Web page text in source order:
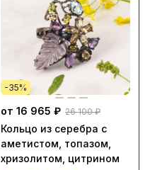
-35%
от 16 965 ₽ 26 100 ₽
Кольцо из серебра с
аметистом, топазом,
хризолитом, цитрином